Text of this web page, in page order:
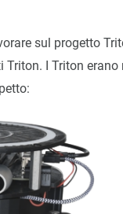
sul progetto
I Triton erano